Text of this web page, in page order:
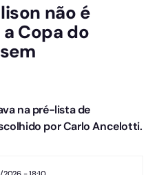
não é
Copa do
na pré-lista de
por Carlo Ancelotti.